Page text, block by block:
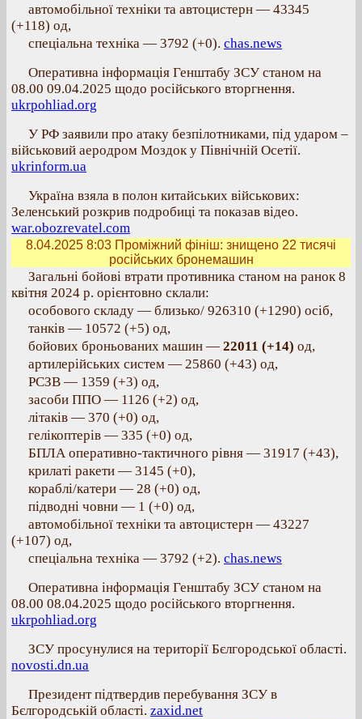
автомобільної техніки та автоцистерн — 43345
(+118) од,
спеціальна техніка — 3792 (+0). chas.news
Оперативна інформація Генштабу ЗСУ станом на
08.00 09.04.2025 щодо російського вторгнення.
ukrpohliad.org
У РФ заявили про атаку безпілотниками, під ударом –
військовий аеродром Моздок у Північній Осетії.
ukrinform.ua
Україна взяла в полон китайських військових:
Зеленський розкрив подробиці та показав відео.
war.obozrevatel.com
8.04.2025 8:03 Проміжний фініш: знищено 22 тисячі
російських бронемашин
Загальні бойові втрати противника станом на ранок 8
квітня 2024 р. орієнтовно склали:
особового складу — близько/ 926310 (+1290) осіб,
танків — 10572 (+5) од,
бойових броньованих машин — 22011 (+14) од,
артилерійських систем — 25860 (+43) од,
РСЗВ — 1359 (+3) од,
засоби ППО — 1126 (+2) од,
літаків — 370 (+0) од,
гелікоптерів — 335 (+0) од,
БПЛА оперативно-тактичного рівня — 31917 (+43),
крилаті ракети — 3145 (+0),
кораблі/катери — 28 (+0) од,
підводні човни — 1 (+0) од,
автомобільної техніки та автоцистерн — 43227
(+107) од,
спеціальна техніка — 3792 (+2). chas.news
Оперативна інформація Генштабу ЗСУ станом на
08.00 08.04.2025 щодо російського вторгнення.
ukrpohliad.org
ЗСУ просунулися на території Бєлгородської області.
novosti.dn.ua
Президент підтвердив перебування ЗСУ в
Бєлгородській області. zaxid.net